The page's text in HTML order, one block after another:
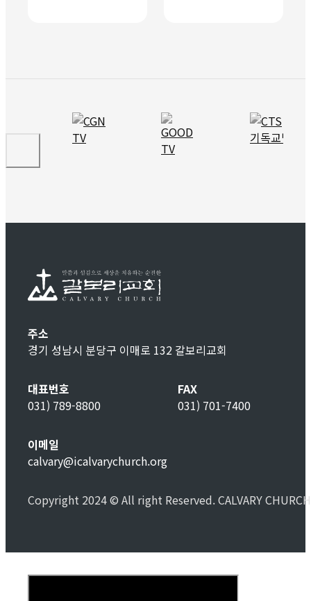
주소
경기 성남시 분당구 이매로 132 갈보리교회
대표번호
031) 789-8800
FAX
031) 701-7400
이메일
calvary@icalvarychurch.org
Copyright 2024 © All right Reserved. CALVARY CHURCH